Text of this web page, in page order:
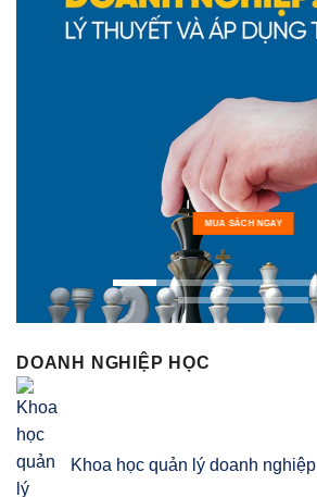
MUA SÁCH NGAY
DOANH NGHIỆP HỌC
Khoa học quản lý doanh nghiệp